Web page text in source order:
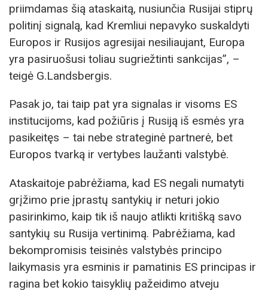
priimdamas šią ataskaitą, nusiunčia Rusijai stiprų
politinį signalą, kad Kremliui nepavyko suskaldyti
Europos ir Rusijos agresijai nesiliaujant, Europa
yra pasiruošusi toliau sugriežtinti sankcijas”, –
teigė G.Landsbergis.
Pasak jo, tai taip pat yra signalas ir visoms ES
institucijoms, kad požiūris į Rusiją iš esmės yra
pasikeitęs – tai nebe strateginė partnerė, bet
Europos tvarką ir vertybes laužanti valstybė.
Ataskaitoje pabrėžiama, kad ES negali numatyti
grįžimo prie įprastų santykių ir neturi jokio
pasirinkimo, kaip tik iš naujo atlikti kritišką savo
santykių su Rusija vertinimą. Pabrėžiama, kad
bekompromisis teisinės valstybės principo
laikymasis yra esminis ir pamatinis ES principas ir
ragina bet kokio taisyklių pažeidimo atveju